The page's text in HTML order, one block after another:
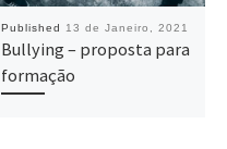
Published 13 de Janeiro, 2021
Bullying – proposta para
formação